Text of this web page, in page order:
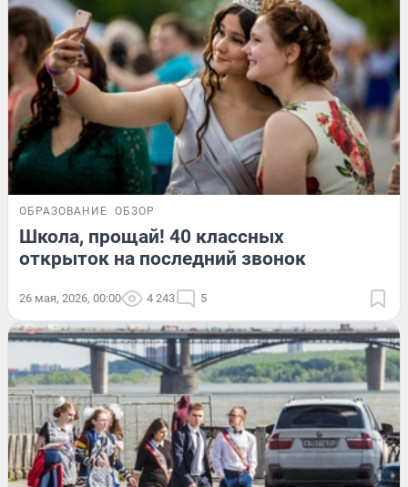
ОБРАЗОВАНИЕ ОБЗОР
Школа, прощай! 40 классных
открыток на последний звонок
26 мая, 2026, 00:00 4 243 5